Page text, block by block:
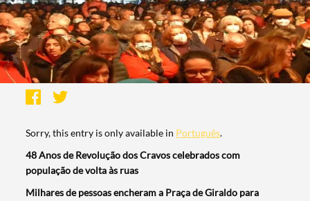
Sorry, this entry is only available in Português.
48 Anos de Revolução dos Cravos celebrados com
população de volta às ruas
Milhares de pessoas encheram a Praça de Giraldo para